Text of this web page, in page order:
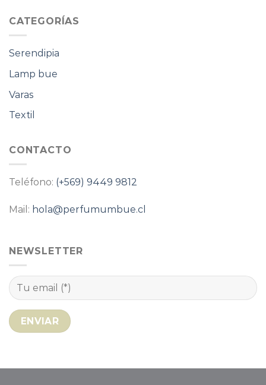
CATEGORÍAS
Serendipia
Lamp bue
Varas
Textil
CONTACTO
Teléfono: (+569) 9449 9812
Mail: hola@perfumumbue.cl
NEWSLETTER